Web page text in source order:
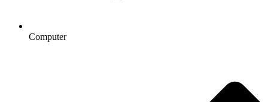
Computer